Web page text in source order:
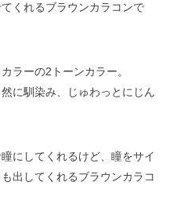
くれるブラウンカラコンで
ラーの2トーンカラー。
に馴染み、じゅわっとにじん
にしてくれるけど、瞳をサイ
出してくれるブラウンカラコ